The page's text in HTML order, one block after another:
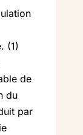
(1)
de
du
par